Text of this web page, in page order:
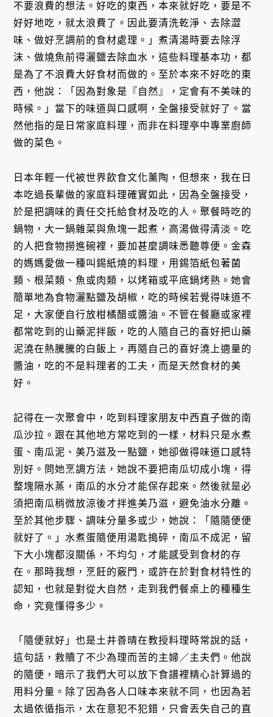
不要浪費的想法。好吃的東西，本來就好吃，要是不
好好地吃，就太浪費了。因此要清洗乾淨、去除澀
味、做好烹調前的食材處理。」煮清湯時要去除浮
沫、做燒魚前得灑鹽去除血水，這些料理基本功，都
是為了不浪費大好食材而做的。至於本來不好吃的東
西，他說：「因為對象是『自然』，定會有不美味的
時候。」當下的味道與口感啊，全盤接受就好了。當
然他指的是日常家庭料理，而非在料理亭中專業廚師
做的菜色。
日本年輕一代被世界飲食文化薰陶，但想來，我在日
本吃過長輩做的家庭料理確實如此，因為全盤接受，
於是把調味的責任交托給食材及吃的人。聚餐時吃的
鍋物，大一鍋雜菜與魚塊一起煮，高湯做得清淡。吃
的人把食物撈進碗裡，要加甚麼調味悉聽尊便。金森
的媽媽愛做一種叫錫紙燒的料理，用錫箔紙包著菌
類、根菜類、魚或肉類，以烤箱或平底鍋烤熟。她會
簡單地為食物灑點鹽及胡椒，吃的時候若覺得味道不
足，大家便自行放柑橘醋或醬油。不管在餐廳或家裡
都常吃到的山藥泥拌飯，吃的人隨自己的喜好把山藥
泥澆在熱騰騰的白飯上，再隨自己的喜好澆上適量的
醬油，吃的不是料理者的工夫，而是天然食材的美
好。
記得在一次聚會中，吃到料理家朋友中西直子做的南
瓜沙拉。跟在其他地方常吃到的一樣，材料只是水煮
蛋、南瓜泥、美乃滋及一點鹽，她卻做得味道口感特
別好。問她烹調方法，她說不要把南瓜切成小塊，得
整塊隔水蒸，南瓜的水分才能保存起來。然後就是必
須把南瓜稍微放涼後才拌進美乃滋，避免油水分離。
至於其他步驟、調味分量多或少，她說：「隨隨便便
就好了。」水煮蛋隨便用湯匙搗碎，南瓜不成泥，留
下大小塊都沒關係，不均匀，才能感受到食材的存
在。那時我想，烹飪的竅門，或許在於對食材特性的
認知，也就是對從大自然，走到我們餐桌上的種種生
命，究竟懂得多少。
「隨便就好」也是土井善晴在教授料理時常說的話，
這句話，救贖了不少為理而苦的主婦／主夫們。他說
的隨便，暗示了我們大可以放下食譜裡精心計算過的
用料分量。除了因為各人口味本來就不同，也因為若
太過依循指示，太在意犯不犯錯，只會丟失自己的直